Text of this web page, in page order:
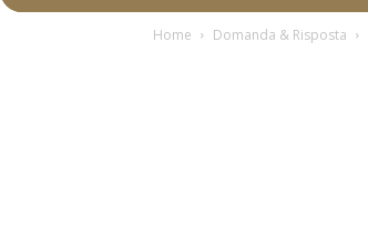
Home Domanda & Risposta